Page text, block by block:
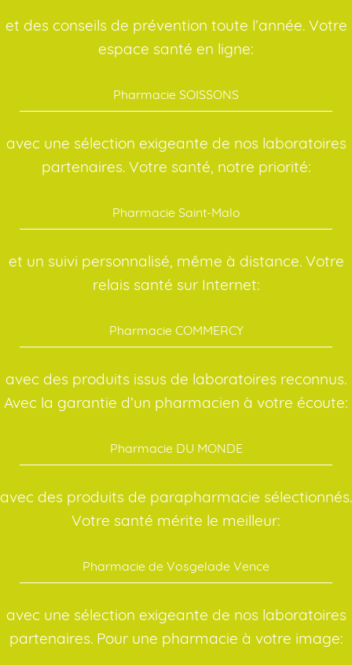
et des conseils de prévention toute l’année. Votre
espace santé en ligne:
Pharmacie SOISSONS
avec une sélection exigeante de nos laboratoires
partenaires. Votre santé, notre priorité:
Pharmacie Saint-Malo
et un suivi personnalisé, même à distance. Votre
relais santé sur Internet:
Pharmacie COMMERCY
avec des produits issus de laboratoires reconnus.
Avec la garantie d’un pharmacien à votre écoute:
Pharmacie DU MONDE
avec des produits de parapharmacie sélectionnés.
Votre santé mérite le meilleur:
Pharmacie de Vosgelade Vence
avec une sélection exigeante de nos laboratoires
partenaires. Pour une pharmacie à votre image: